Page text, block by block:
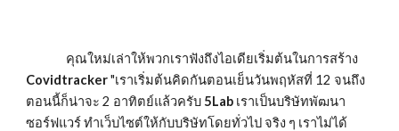
Covidtracker "เราเริ่มต้นคิดกันตอนเย็นวันพฤหัสที่ 12 จนถึง
ตอนนี้ก็น่าจะ 2 อาทิตย์แล้วครับ 5Lab เราเป็นบริษัทพัฒนา
ซอร์ฟแวร์ ทำเว็บไซต์ให้กับบริษัทโดยทั่วไป จริง ๆ เราไม่ได้